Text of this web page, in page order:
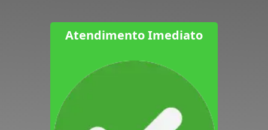
Atendimento Imediato